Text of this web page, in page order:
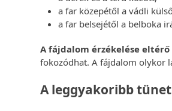
a far közepétől a vádli
a far belsejétől a belboka
A fájdalom érzékelése
fokozódhat. A fájdalom olykor
A leggyakoribb